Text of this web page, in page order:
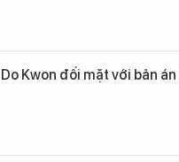
Do Kwon đối mặt với bản